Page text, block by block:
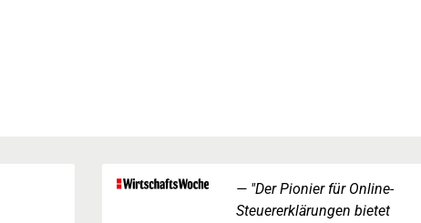
"Der Pionier für Online-
Steuererklärungen bietet